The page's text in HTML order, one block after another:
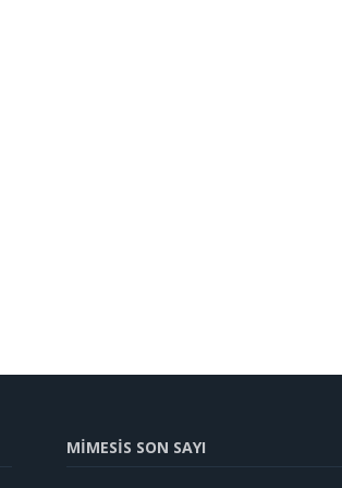
MİMESİS SON SAYI